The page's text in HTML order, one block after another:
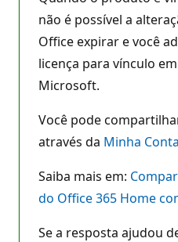
não é possível a
Office expirar e você
licença para vínculo
Microsoft.
Você pode
através da Minha Conta
Saiba mais em:
do Office 365 Home
Se a resposta ajudou